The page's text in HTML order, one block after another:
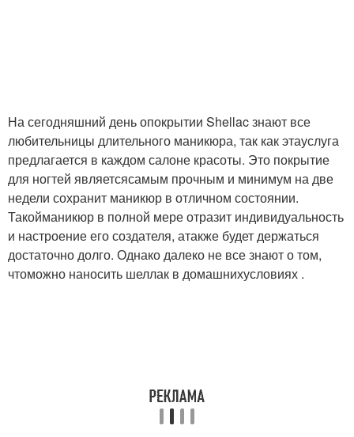
На сегодняшний день опокрытии Shellac знают все
любительницы длительного маникюра, так как этауслуга
предлагается в каждом салоне красоты. Это покрытие
для ногтей являетсясамым прочным и минимум на две
недели сохранит маникюр в отличном состоянии.
Такойманикюр в полной мере отразит индивидуальность
и настроение его создателя, атакже будет держаться
достаточно долго. Однако далеко не все знают о том,
чтоможно наносить шеллак в домашнихусловиях .